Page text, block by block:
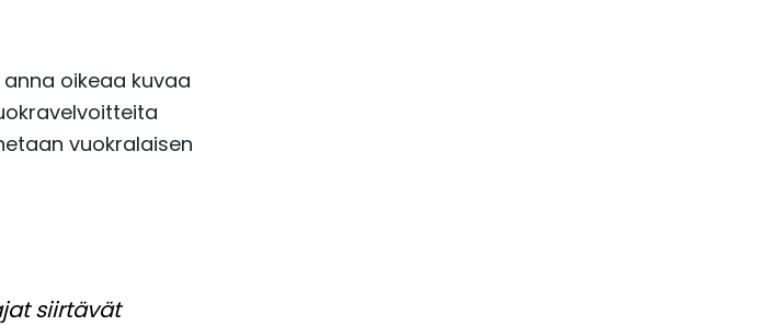
oikeaa kuvaa
vuokralaisen
siirtävät